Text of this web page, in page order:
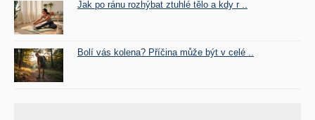
Jak po ránu rozhýbat ztuhlé tělo a kdy r ..
Bolí vás kolena? Příčina může být v celé ..